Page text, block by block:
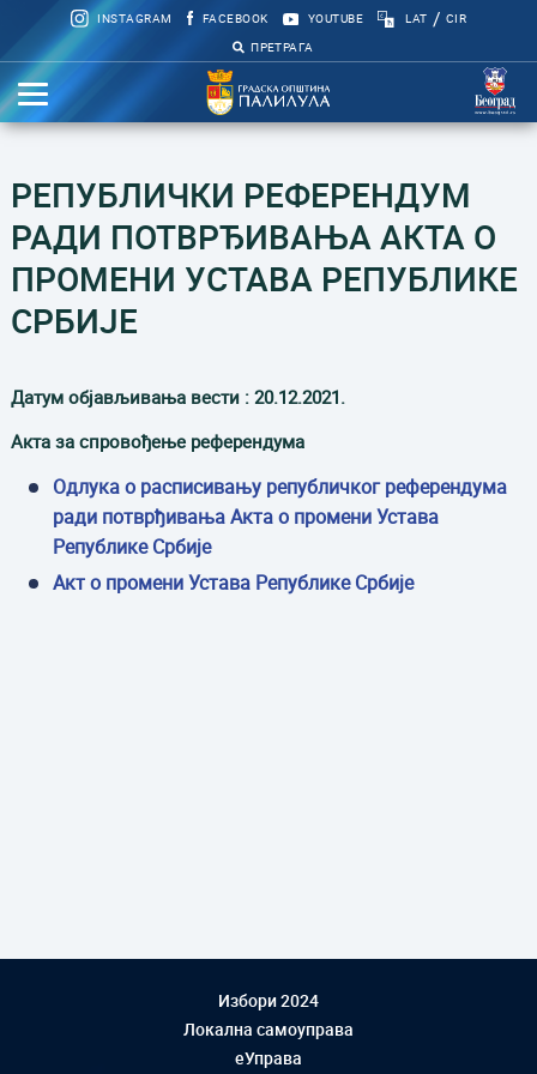
INSTAGRAM FACEBOOK YOUTUBE LAT / CIR
ПРЕТРАГА
РЕПУБЛИЧКИ РЕФЕРЕНДУМ
РАДИ ПОТВРЂИВАЊА АКТА О
ПРОМЕНИ УСТАВА РЕПУБЛИКЕ
СРБИЈЕ
Датум објављивања вести : 20.12.2021.
Акта за спровођење референдума
Одлука о расписивању републичког референдума
ради потврђивања Акта о промени Устава
Републике Србије
Акт о промени Устава Републике Србије
Избори 2024
Локална самоуправа
еУправа